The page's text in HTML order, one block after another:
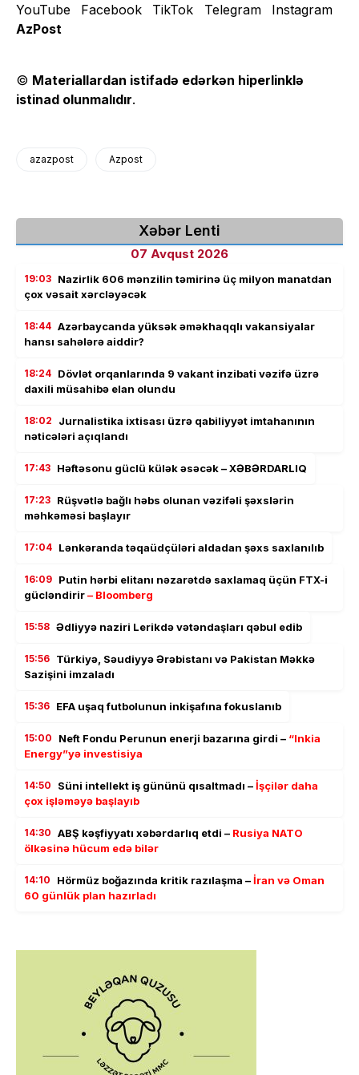
AzPost
© Materiallardan istifadə edərkən hiperlinklə
istinad olunmalıdır.
azazpost Azpost
Xəbər Lenti
07 Avqust 2026
19:03 Nazirlik 606 mənzilin təmirinə üç milyon manatdan
çox vəsait xərcləyəcək
18:44 Azərbaycanda yüksək əməkhaqqlı vakansiyalar
hansı sahələrə aiddir?
18:24 Dövlət orqanlarında 9 vakant inzibati vəzifə üzrə
daxili müsahibə elan olundu
18:02
Jurnalistika ixtisası üzrə qabiliyyət imtahanının
nəticələri açıqlandı
17:43 Həftəsonu güclü külək əsəcək – XƏBƏRDARLIQ
17:23 Rüşvətlə bağlı həbs olunan vəzifəli şəxslərin
məhkəməsi başlayır
17:04 Lənkəranda təqaüdçüləri aldadan şəxs saxlanılıb
16:09 Putin hərbi elitanı nəzarətdə saxlamaq üçün FTX-i
gücləndirir– Bloomberg
15:58 Ədliyyə naziri Lerikdə vətəndaşları qəbul edib
15:56 Türkiyə, Səudiyyə Ərəbistanı və Pakistan Məkkə
Sazişini imzaladı
15:36 EFA uşaq futbolunun inkişafına fokuslanıb
15:00 Neft Fondu Perunun enerji bazarına girdi – “Inkia
Energy”yə investisiya
14:50 Süni intellekt iş gününü qısaltmadı –İşçilər daha
çox işləməyə başlayıb
14:30 ABŞ kəşfiyyatı xəbərdarlıq etdi – Rusiya NATO
ölkəsinə hücum edə bilər
14:10 Hörmüz boğazında kritik razılaşma –İran və Oman
60 günlük plan hazırladı